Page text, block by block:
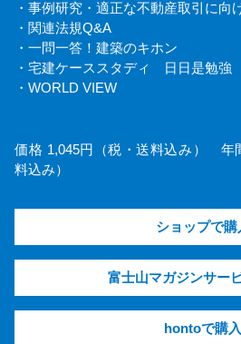
・事例研究・適正な不動産取引に向
・関連法規Q&A
・一問一答！建築のキホン
・宅建ケーススタディ 日日是勉強
・WORLD VIEW
価格 1,045円（税・送料込み） 年
料込み）
ショップで購
富士山マガジンサー
hontoで購入